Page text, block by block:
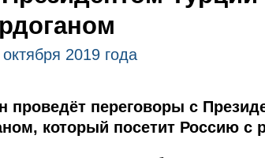
2019 года
проведёт переговоры с
который посетит Россию с